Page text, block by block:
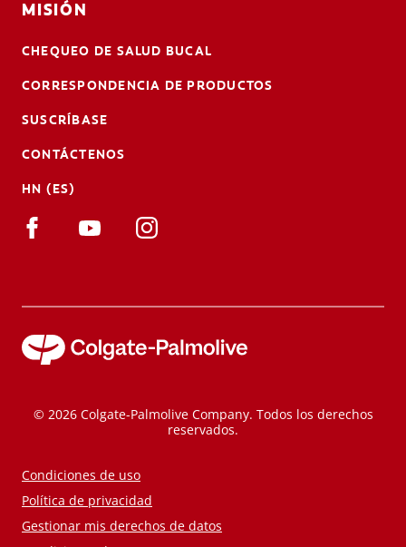
MISIÓN
CHEQUEO DE SALUD BUCAL
CORRESPONDENCIA DE PRODUCTOS
SUSCRÍBASE
CONTÁCTENOS
HN (ES)
© 2026 Colgate-Palmolive Company. Todos los derechos
reservados.
Condiciones de uso
Política de privacidad
Gestionar mis derechos de datos